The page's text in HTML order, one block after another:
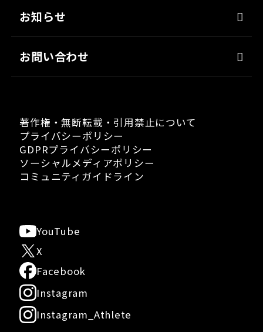
アスリート社員
職場環境
お知らせ
お問い合わせ
著作権・無断転載・引用禁止について
プライバシーポリシー
GDPRプライバシーポリシー
ソーシャルメディアポリシー
コミュニティガイドライン
YouTube
X
Facebook
Instagram
Instagram_Athlete